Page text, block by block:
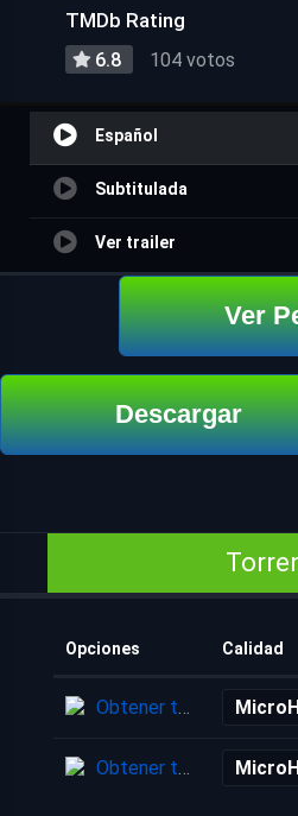
TMDb Rating
6.8 104 votos
Español
Subtitulada
Ver trailer
Ver
Descargar
Opciones Calidad
Obtener torrent
Obtener torrent